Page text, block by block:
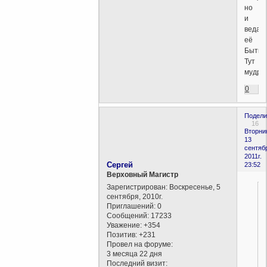
но
и
её
Тут
0
16
13
2011г.
23:52
Сергей
Верховный Магистр
Зарегистрирован: Воскресенье, 5
сентября, 2010г.
Приглашений: 0
Сообщений: 17233
Уважение: +354
Позитив: +231
Провел на форуме:
3 месяца 22 дня
Последний визит: